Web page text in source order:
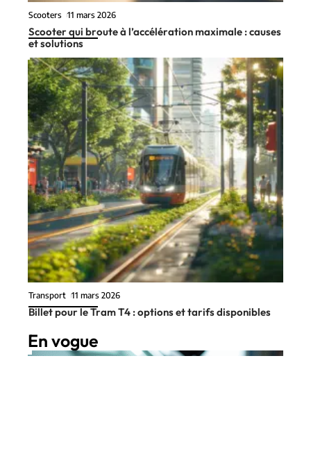
Scooters 11 mars 2026
Scooter qui broute à l’accélération maximale : causes
et solutions
Transport 11 mars 2026
Billet pour le Tram T4 : options et tarifs disponibles
En vogue